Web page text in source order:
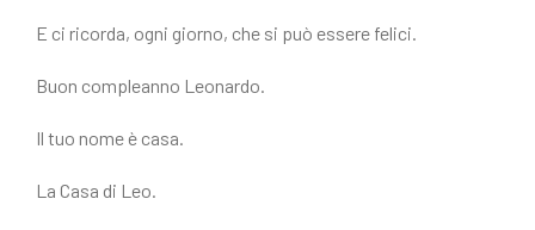
E ci ricorda, ogni giorno, che si può essere felici.
Buon compleanno Leonardo.
Il tuo nome è casa.
La Casa di Leo.